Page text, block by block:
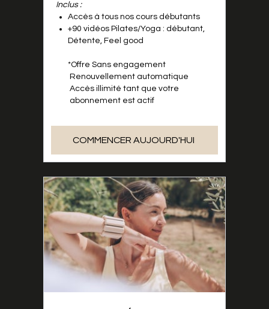
Inclus :
Accès à tous nos cours débutants
+90 vidéos Pilates/Yoga : débutant,
Détente, Feel good
*Offre Sans engagement
Renouvellement automatique
Accès illimité tant que votre
abonnement est actif
COMMENCER AUJOURD'HUI